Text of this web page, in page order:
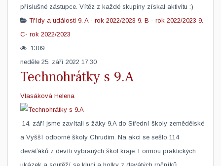
příslušné zástupce. Vítěz z každé skupiny získal aktivitu :)
Třídy a události 9. A - rok 2022/2023 9. B - rok 2022/2023 9.
C- rok 2022/2023
1309
neděle 25. září 2022 17:30
Technohrátky s 9.A
Vlasáková Helena
​ 14. září jsme zavítali s žáky 9.A do Střední školy zemědělské
a Vyšší odborné školy Chrudim. Na akci se sešlo 114
deváťáků z devíti vybraných škol kraje. Formou praktických